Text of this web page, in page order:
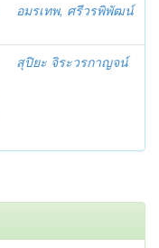
อมรเทพ, ศรีวรพิพัฒน์
สุปิยะ จิระวรกาญจน์